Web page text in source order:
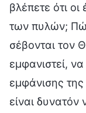
βλέπετε ότι
των πυλών;
σέβονται τον
εμφανιστεί,
εμφάνισης
είναι